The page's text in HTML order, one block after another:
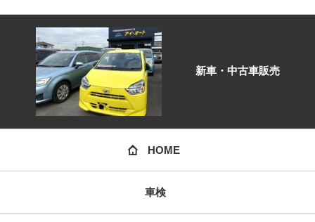
新車・中古車販売
HOME
車検